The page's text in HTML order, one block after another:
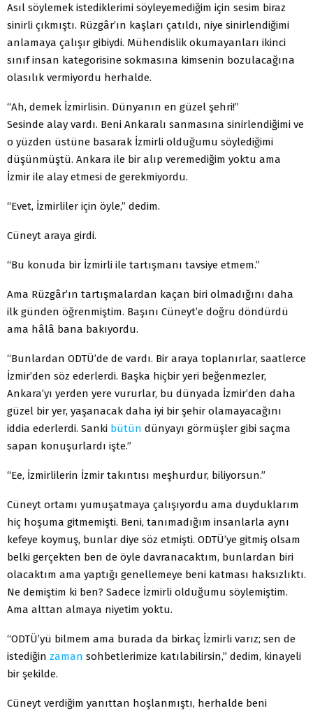
Asıl söylemek istediklerimi söyleyemediğim için sesim biraz
sinirli çıkmıştı. Rüzgâr’ın kaşları çatıldı, niye sinirlendiğimi
anlamaya çalışır gibiydi. Mühendislik okumayanları ikinci
sınıf insan kategorisine sokmasına kimsenin bozulacağına
olasılık vermiyordu herhalde.
“Ah, demek İzmirlisin. Dünyanın en güzel şehri!”
Sesinde alay vardı. Beni Ankaralı sanmasına sinirlendiğimi ve
o yüzden üstüne basarak İzmirli olduğumu söylediğimi
düşünmüştü. Ankara ile bir alıp veremediğim yoktu ama
İzmir ile alay etmesi de gerekmiyordu.
“Evet, İzmirliler için öyle,” dedim.
Cüneyt araya girdi.
“Bu konuda bir İzmirli ile tartışmanı tavsiye etmem.”
Ama Rüzgâr’ın tartışmalardan kaçan biri olmadığını daha
ilk günden öğrenmiştim. Başını Cüneyt’e doğru döndürdü
ama hâlâ bana bakıyordu.
“Bunlardan ODTÜ’de de vardı. Bir araya toplanırlar, saatlerce
İzmir’den söz ederlerdi. Başka hiçbir yeri beğenmezler,
Ankara’yı yerden yere vururlar, bu dünyada İzmir’den daha
güzel bir yer, yaşanacak daha iyi bir şehir olamayacağını
iddia ederlerdi. Sanki bütün dünyayı görmüşler gibi saçma
sapan konuşurlardı işte.”
“Ee, İzmirlilerin İzmir takıntısı meşhurdur, biliyorsun.”
Cüneyt ortamı yumuşatmaya çalışıyordu ama duyduklarım
hiç hoşuma gitmemişti. Beni, tanımadığım insanlarla aynı
kefeye koymuş, bunlar diye söz etmişti. ODTÜ’ye gitmiş olsam
belki gerçekten ben de öyle davranacaktım, bunlardan biri
olacaktım ama yaptığı genellemeye beni katması haksızlıktı.
Ne demiştim ki ben? Sadece İzmirli olduğumu söylemiştim.
Ama alttan almaya niyetim yoktu.
“ODTÜ’yü bilmem ama burada da birkaç İzmirli varız; sen de
istediğin zaman sohbetlerimize katılabilirsin,” dedim, kinayeli
bir şekilde.
Cüneyt verdiğim yanıttan hoşlanmıştı, herhalde beni